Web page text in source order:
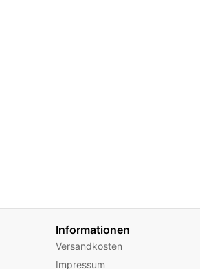
Informationen
Versandkosten
Impressum